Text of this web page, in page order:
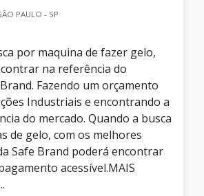
PAULO - SP
por maquina de fazer gelo,
na referência do
Fazendo um orçamento
Industriais e encontrando a
do mercado. Quando a busca
de gelo, com os melhores
Safe Brand poderá encontrar
acessível.MAIS